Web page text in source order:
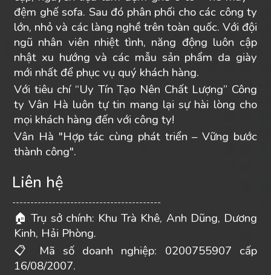
đệm ghế sofa. Sau đó phân phối cho các công ty
lớn, nhỏ và các làng nghề trên toàn quốc. Với đội
ngũ nhân viên nhiệt tình, năng động luôn cập
nhật xu hướng và các mẫu sản phẩm da giày
mới nhất để phục vụ quý khách hàng.
Với tiêu chí “Uy Tín Tạo Nên Chất Lượng” Công
ty Vân Hà luôn tự tin mang lại sự hài lòng cho
mọi khách hàng đến với công ty!
Vân Hà "Hợp tác cùng phát triển – Vững bước
thành công".
Liên hệ
-----------------------------------------
🏠 Trụ sở chính: Khu Trà Khê, Anh Dũng, Dương
Kinh, Hải Phòng.
📋
Mã số doanh nghiệp: 0200755907 cấp
16/08/2007.